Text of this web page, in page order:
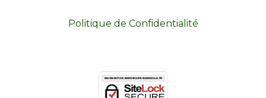
Politique de Confidentialité